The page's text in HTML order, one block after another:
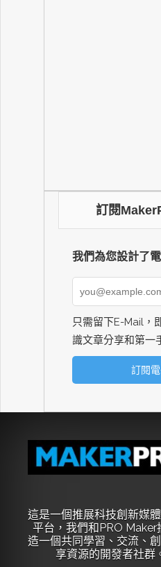
訂閱
我們為您設計了
只需留下E-Mail，
識文章分享和第一
這是一個推展科技創新媒
平台，我們和PRO Maker
造一個共同學習、交流、
享資源的開發者社群